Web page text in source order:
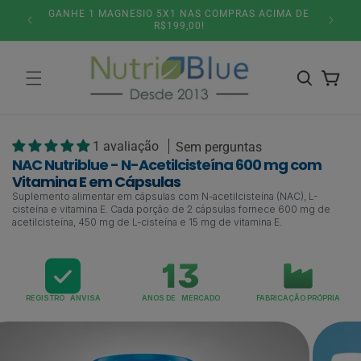
para oGANHE 1 MAGNESIO 5X1 NAS COMPRAS ACIMA DE
R$199,00!
Carrinho
1 avaliação Sem perguntas
NAC Nutriblue - N-Acetilcisteína 600 mg com
Vitamina E em Cápsulas
Suplemento alimentar em cápsulas com N-acetilcisteína (NAC), L-
cisteína e vitamina E. Cada porção de 2 cápsulas fornece 600 mg de
acetilcisteína, 450 mg de L-cisteína e 15 mg de vitamina E.
REGISTRO ANVISA ANOS DE MERCADO FABRICAÇÃO PRÓPRIA